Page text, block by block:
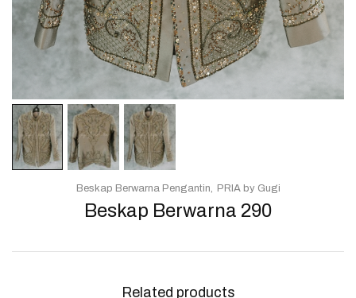
Beskap Berwarna 290
Beskap Berwarna Pengantin PRIA by Gugi
Related products